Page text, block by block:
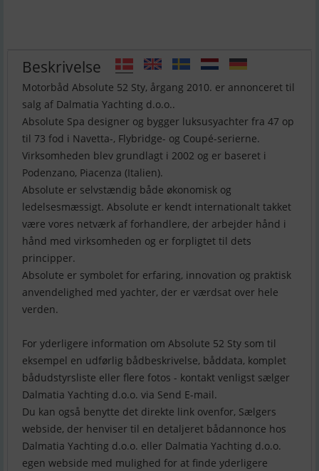
Beskrivelse
Motorbåd Absolute 52 Sty, årgang 2010. er annonceret til
salg af Dalmatia Yachting d.o.o..
Absolute Spa designer og bygger luksusyachter fra 47 op
til 73 fod i Navetta-, Flybridge- og Coupé-serierne.
Virksomheden blev grundlagt i 2002 og er baseret i
Podenzano, Piacenza (Italien).
Absolute er selvstændig både økonomisk og
ledelsesmæssigt. Absolute er kendt internationalt takket
være vores netværk af forhandlere, der arbejder hånd i
hånd med virksomheden og er forpligtet til dets
principper.
Absolute er symbolet for erfaring, innovation og praktisk
anvendelighed med yachter, der er værdsat over hele
verden.
For yderligere information om Absolute 52 Sty som til
eksempel en udførlig bådbeskrivelse, båddata, komplet
bådudstyrsliste eller flere fotos - kontakt venligst sælger
Dalmatia Yachting d.o.o. via Send E-mail.
Du kan også benytte det direkte link ovenfor, Sælgers
webside, der henviser til en detaljeret bådannonce hos
Dalmatia Yachting d.o.o. eller Dalmatia Yachting d.o.o.
egen webside med mulighed for at finde yderligere